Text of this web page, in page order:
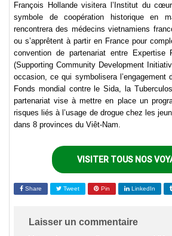
François Hollande visitera l’Institut du
symbole de coopération historique en
rencontrera des médecins vietnamiens
ou s’apprêtent à partir en France pour
convention de partenariat entre Expertise
(Supporting Community Development
occasion, ce qui symbolisera l’engagement
Fonds mondial contre le Sida, la
partenariat vise à mettre en place un
risques liés à l’usage de drogue chez les
dans 8 provinces du Viêt-Nam.
VISITER TOUS NOS
Share Tweet Pin LinkedIn
Laisser un commentaire